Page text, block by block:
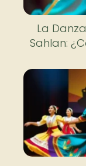
La
Sahlan: